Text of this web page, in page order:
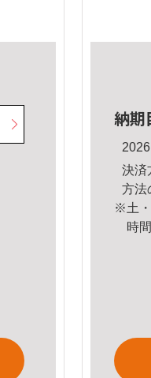
納期
決済
方法
※土・
時